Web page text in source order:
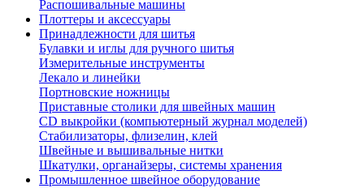
Распошивальные машины
Плоттеры и аксессуары
Принадлежности для шитья
Булавки и иглы для ручного шитья
Измерительные инструменты
Лекало и линейки
Портновские ножницы
Приставные столики для швейных машин
СD выкройки (компьютерный журнал моделей)
Стабилизаторы, флизелин, клей
Швейные и вышивальные нитки
Шкатулки, органайзеры, системы хранения
Промышленное швейное оборудование